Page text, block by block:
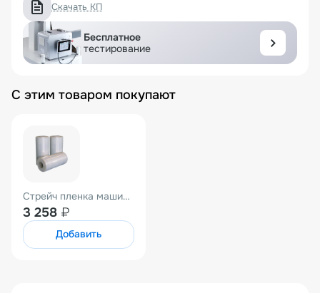
Скачать КП
Бесплатное
тестирование
С этим товаром покупают
Стрейч пленка машинная 500мм*27мкм (вес нетто 15кг) прозрачная Престрейч 220%
3 258 ₽
Добавить